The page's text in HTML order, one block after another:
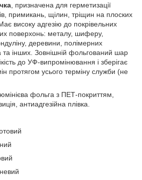
, призначена для герметизації
примикань, щілин, тріщин на плоских
високу адгезію до покрівельних
поверхонь: металу, шиферу,
деревини, полімерних
та інших. Зовнішній фольгований шар
до УФ-випромінювання і зберігає
протягом усього терміну служби (не
фольга з ПЕТ-покриттям,
антиадгезійна плівка.